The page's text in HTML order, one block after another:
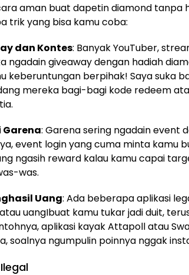
aman buat dapetin diamond tanpa
trik yang bisa kamu coba:
dan Kontes: Banyak YouTuber,
ngadain giveaway dengan hadiah
keberuntungan berpihak! Saya suka
mereka bagi-bagi kode redeem
Garena: Garena sering ngadain event
event login yang cuma minta kamu
ngasih reward kalau kamu capai
was.
Uang: Ada beberapa aplikasi
uangIbuat kamu tukar jadi duit,
aplikasi kayak Attapoll atau
soalnya ngumpulin poinnya nggak